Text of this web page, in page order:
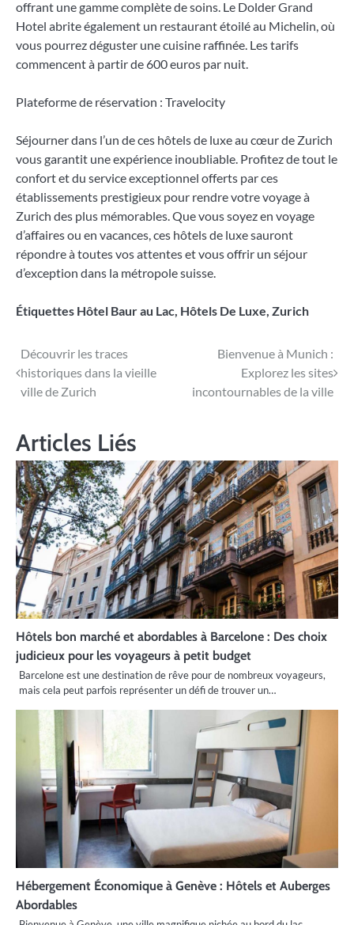
offrant une gamme complète de soins. Le Dolder Grand
Hotel abrite également un restaurant étoilé au Michelin, où
vous pourrez déguster une cuisine raffinée. Les tarifs
commencent à partir de 600 euros par nuit.
Plateforme de réservation : Travelocity
Séjourner dans l’un de ces hôtels de luxe au cœur de Zurich
vous garantit une expérience inoubliable. Profitez de tout le
confort et du service exceptionnel offerts par ces
établissements prestigieux pour rendre votre voyage à
Zurich des plus mémorables. Que vous soyez en voyage
d’affaires ou en vacances, ces hôtels de luxe sauront
répondre à toutes vos attentes et vous offrir un séjour
d’exception dans la métropole suisse.
Étiquettes Hôtel Baur au Lac, Hôtels De Luxe, Zurich
Navigation
de
Découvrir les traces
historiques dans la vieille
ville de Zurich
Bienvenue à Munich :
Explorez les sites
incontournables de la ville
Articles Liés
Hôtels bon marché et abordables à Barcelone : Des choix
judicieux pour les voyageurs à petit budget
Barcelone est une destination de rêve pour de nombreux voyageurs,
mais cela peut parfois représenter un défi de trouver un…
Hébergement Économique à Genève : Hôtels et Auberges
Abordables